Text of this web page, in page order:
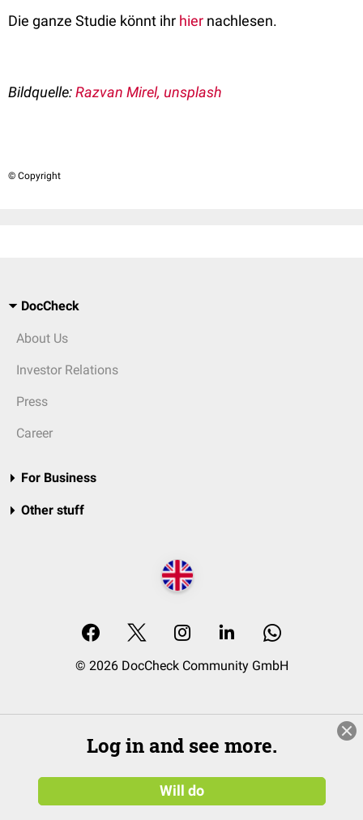
Die ganze Studie könnt ihr hier nachlesen.
Bildquelle:Razvan Mirel, unsplash
© Copyright
DocCheck
About Us
Investor Relations
Press
Career
For Business
Other stuff
© 2026 DocCheck Community GmbH
Log in and see more.
Will do